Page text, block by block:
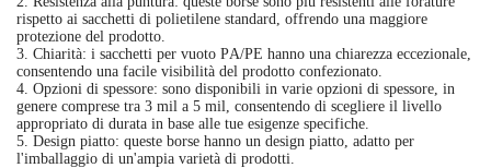
rispetto ai sacchetti di polietilene standard, offrendo una maggiore
protezione del prodotto.
3. Chiarità: i sacchetti per vuoto PA/PE hanno una chiarezza eccezionale,
consentendo una facile visibilità del prodotto confezionato.
4. Opzioni di spessore: sono disponibili in varie opzioni di spessore, in
genere comprese tra 3 mil a 5 mil, consentendo di scegliere il livello
appropriato di durata in base alle tue esigenze specifiche.
5. Design piatto: queste borse hanno un design piatto, adatto per
l'imballaggio di un'ampia varietà di prodotti.